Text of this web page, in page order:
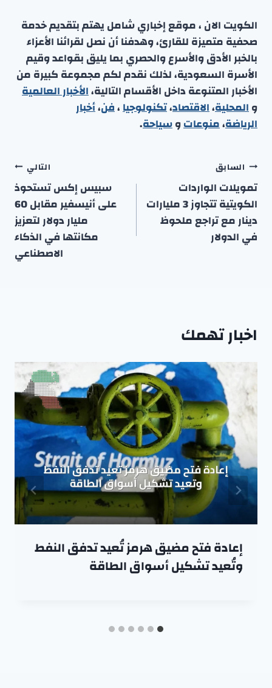
الكويت الان ، موقع إخباري شامل يهتم بتقديم خدمة
صحفية متميزة للقارئ، وهدفنا أن نصل لقرائنا الأعزاء
بالخبر الأدق والأسرع والحصري بما يليق بقواعد وقيم
الأسرة السعودية، لذلك نقدم لكم مجموعة كبيرة من
الأخبار المتنوعة داخل الأقسام التالية،الأخبار العالمية
والمحلية،الاقتصاد،تكنولوجيا،فن،أخبار
الرياضة،منوعاتوسياحة.
تصفّح
المقالات
السابق
تمويلات الواردات
الكويتية تتجاوز 3 مليارات
دينار مع تراجع ملحوظ
في الدولار
التالي
سبيس إكس تستحوذ
على أنيسفير مقابل 60
مليار دولار لتعزيز
مكانتها في الذكاء
الاصطناعي
اخبار تهمك
إعادة فتح مضيق هرمز تُعيد تدفق النفط
وتُعيد تشكيل أسواق الطاقة